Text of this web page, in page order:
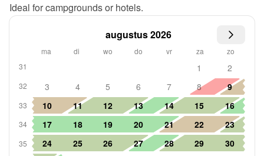
Ideal for campgrounds or hotels.